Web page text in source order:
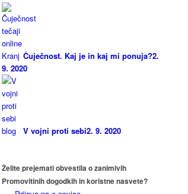
Čuječnost. Kaj je in kaj mi ponuja?2.
9. 2020
V vojni proti sebi2. 9. 2020
Želite prejemati obvestila o zanimivih
Promovitinih dogodkih in koristne nasvete?